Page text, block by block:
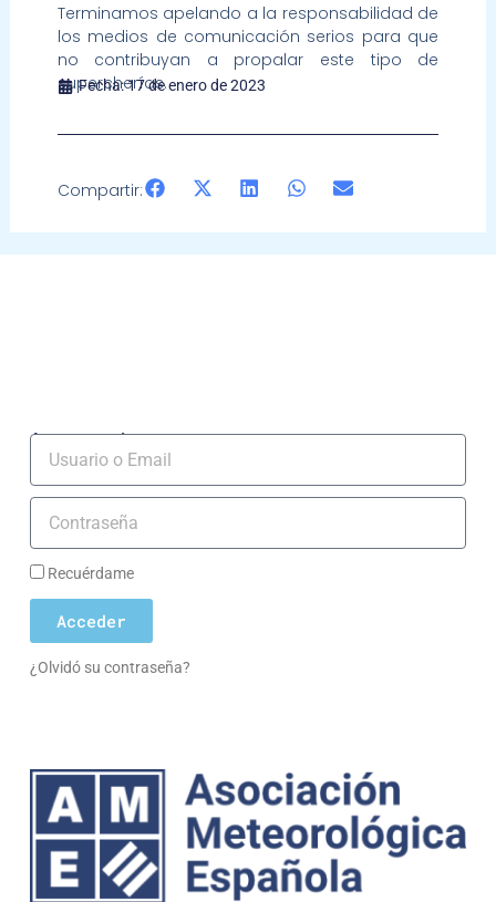
Terminamos apelando a la responsabilidad de
los medios de comunicación serios para que
no contribuyan a propalar este tipo de
supercherías.
Fecha:17 de enero de 2023
Compartir:
Acceso socios
Recuérdame
Acceder
¿Olvidó su contraseña?